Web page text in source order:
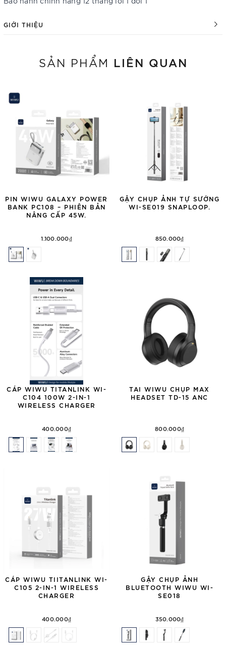
GIỚI THIỆU
SẢN PHẨM LIÊN QUAN
PIN WIWU GALAXY POWER
BANK PC108 – PHIÊN BẢN
NÂNG CẤP 45W.
1.100.000₫
GẬY CHỤP ẢNH TỰ SƯỚNG
WI-SE019 SNAPLOOP.
850.000₫
CÁP WIWU TITANLINK WI-
C104 100W 2-IN-1
WIRELESS CHARGER
400.000₫
TAI WIWU CHỤP MAX
HEADSET TD-15 ANC
800.000₫
CÁP WIWU TIITANLINK WI-
C105 2-IN-1 WIRELESS
CHARGER
400.000₫
GẬY CHỤP ẢNH
BLUETOOTH WIWU WI-
SE018
350.000₫